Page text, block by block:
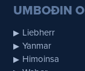
UMBOÐIN
Liebherr
Yanmar
Himoinsa